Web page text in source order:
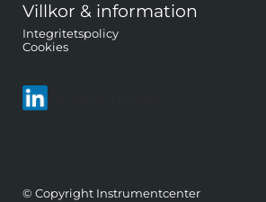
Villkor & information
Integritetspolicy
Cookies
© Copyright Instrumentcenter